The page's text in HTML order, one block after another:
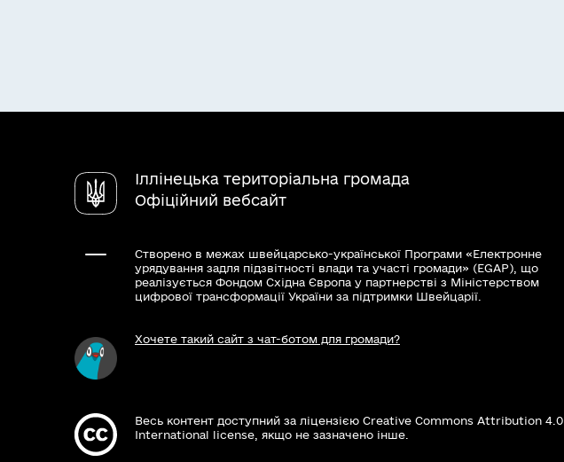
Іллінецька територіальна громада
Офіційний вебсайт
Створено в межах швейцарсько-української Програми «Електронне
урядування задля підзвітності влади та участі громади» (EGAP), що
реалізується Фондом Східна Європа у партнерстві з Міністерством
цифрової трансформації України за підтримки Швейцарії.
Хочете такий сайт з чат-ботом для громади?
Весь контент доступний за ліцензією Creative Commons Attribution 4.0
International license, якщо не зазначено інше.